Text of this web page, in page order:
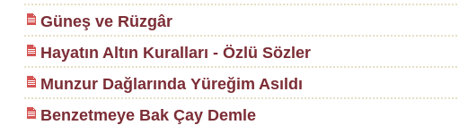
Güneş ve Rüzgâr
Hayatın Altın Kuralları - Özlü Sözler
Munzur Dağlarında Yüreğim Asıldı
Benzetmeye Bak Çay Demle